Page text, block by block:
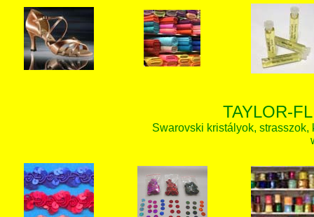
TAYLOR-
Swarovski kristályok,